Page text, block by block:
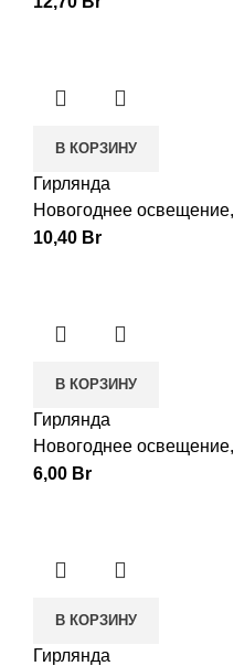
В КОРЗИНУ
Гирлянда
Новогоднее освещение,
10,40 Br
В КОРЗИНУ
Гирлянда
Новогоднее освещение,
6,00 Br
В КОРЗИНУ
Гирлянда